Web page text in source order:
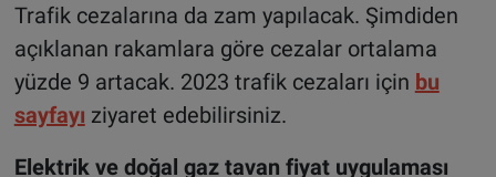
Trafik cezalarına da zam yapılacak. Şimdiden
açıklanan rakamlara göre cezalar ortalama
yüzde 9 artacak. 2023 trafik cezaları için bu
sayfayı ziyaret edebilirsiniz.
Elektrik ve doğal gaz tavan fiyat uygulaması